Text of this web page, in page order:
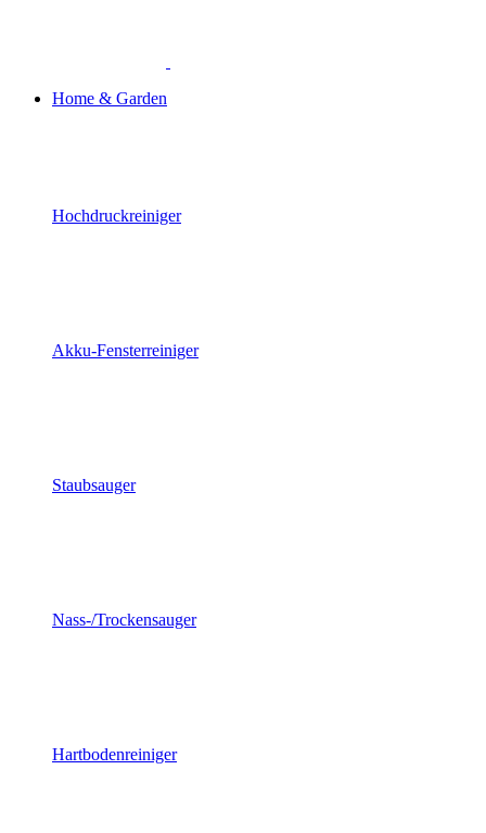
Home & Garden
Hochdruckreiniger
Akku-Fensterreiniger
Staubsauger
Nass-/Trockensauger
Hartbodenreiniger